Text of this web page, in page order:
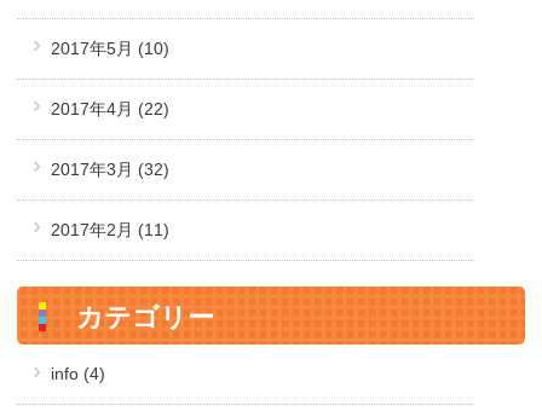
2017年5月 (10)
2017年4月 (22)
2017年3月 (32)
2017年2月 (11)
カテゴリー
info (4)